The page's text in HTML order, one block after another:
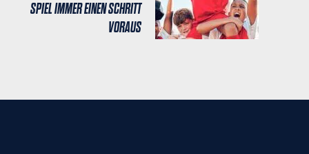
PIEL IMMER EINEN SCHRITT V
ORAUS